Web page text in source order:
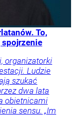
To,
spojrzenie
organizatorki
Ludzie
szukać
dwa lata
obietnicami
sensu. „Im